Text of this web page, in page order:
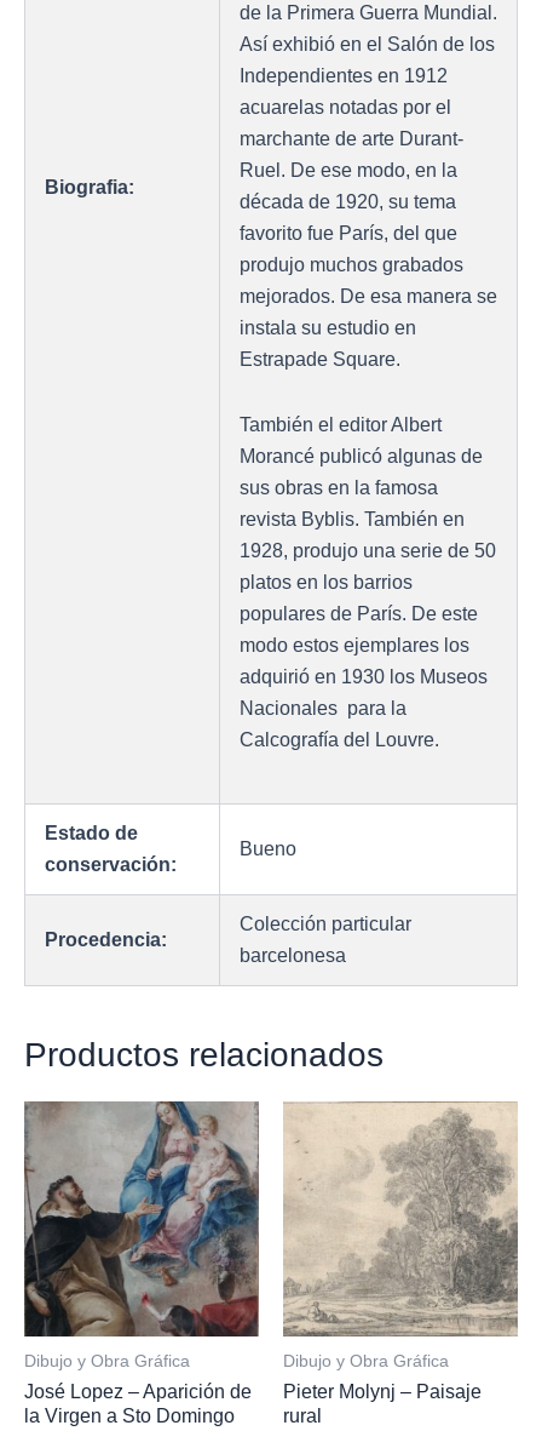
Biografia:
de la Primera Guerra Mundial.
Así exhibió en el Salón de los
Independientes en 1912
acuarelas notadas por el
marchante de arte Durant-
Ruel. De ese modo, en la
década de 1920, su tema
favorito fue París, del que
produjo muchos grabados
mejorados. De esa manera se
instala su estudio en
Estrapade Square.
También el editor Albert
Morancé publicó algunas de
sus obras en la famosa
revista Byblis. También en
1928, produjo una serie de 50
platos en los barrios
populares de París. De este
modo estos ejemplares los
adquirió en 1930 los Museos
Nacionales para la
Calcografía del Louvre.
Estado de
conservación:
Bueno
Procedencia:
Colección particular
barcelonesa
Productos relacionados
Dibujo y Obra Gráfica
José Lopez – Aparición de
la Virgen a Sto Domingo
Dibujo y Obra Gráfica
Pieter Molynj – Paisaje
rural